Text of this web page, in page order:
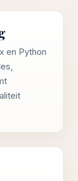
en Python